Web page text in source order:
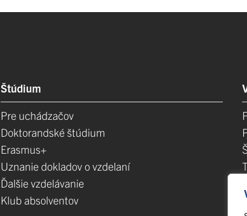
Štúdium
Pre uchádzačov
Doktorandské štúdium
Erasmus+
Uznanie dokladov o vzdelaní
Ďalšie vzdelávanie
Klub absolventov